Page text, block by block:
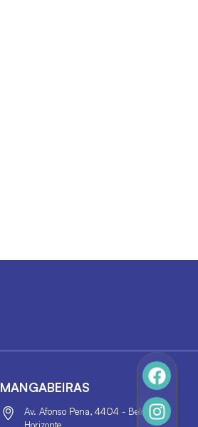
MANGABEIRAS
Av. Afonso Pena, 4404 - Belo